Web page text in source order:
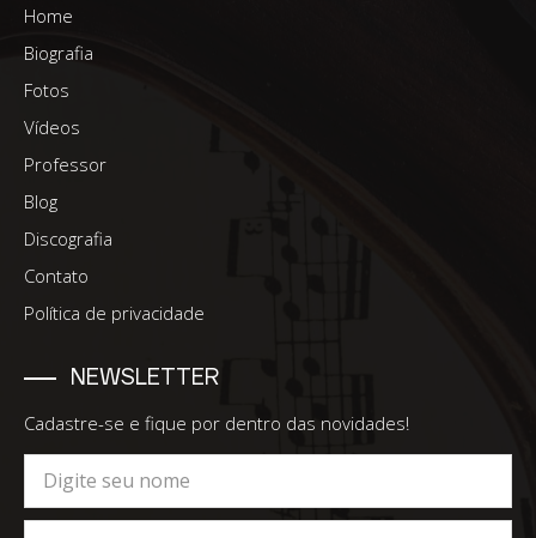
Home
Biografia
Fotos
Vídeos
Professor
Blog
Discografia
Contato
Política de privacidade
NEWSLETTER
Cadastre-se e fique por dentro das novidades!